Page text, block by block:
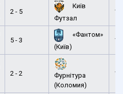
2 - 5
Київ
Футзал
5 - 3
«Фантом»
(Київ)
2 - 2
Фурнітура
(Коломия)